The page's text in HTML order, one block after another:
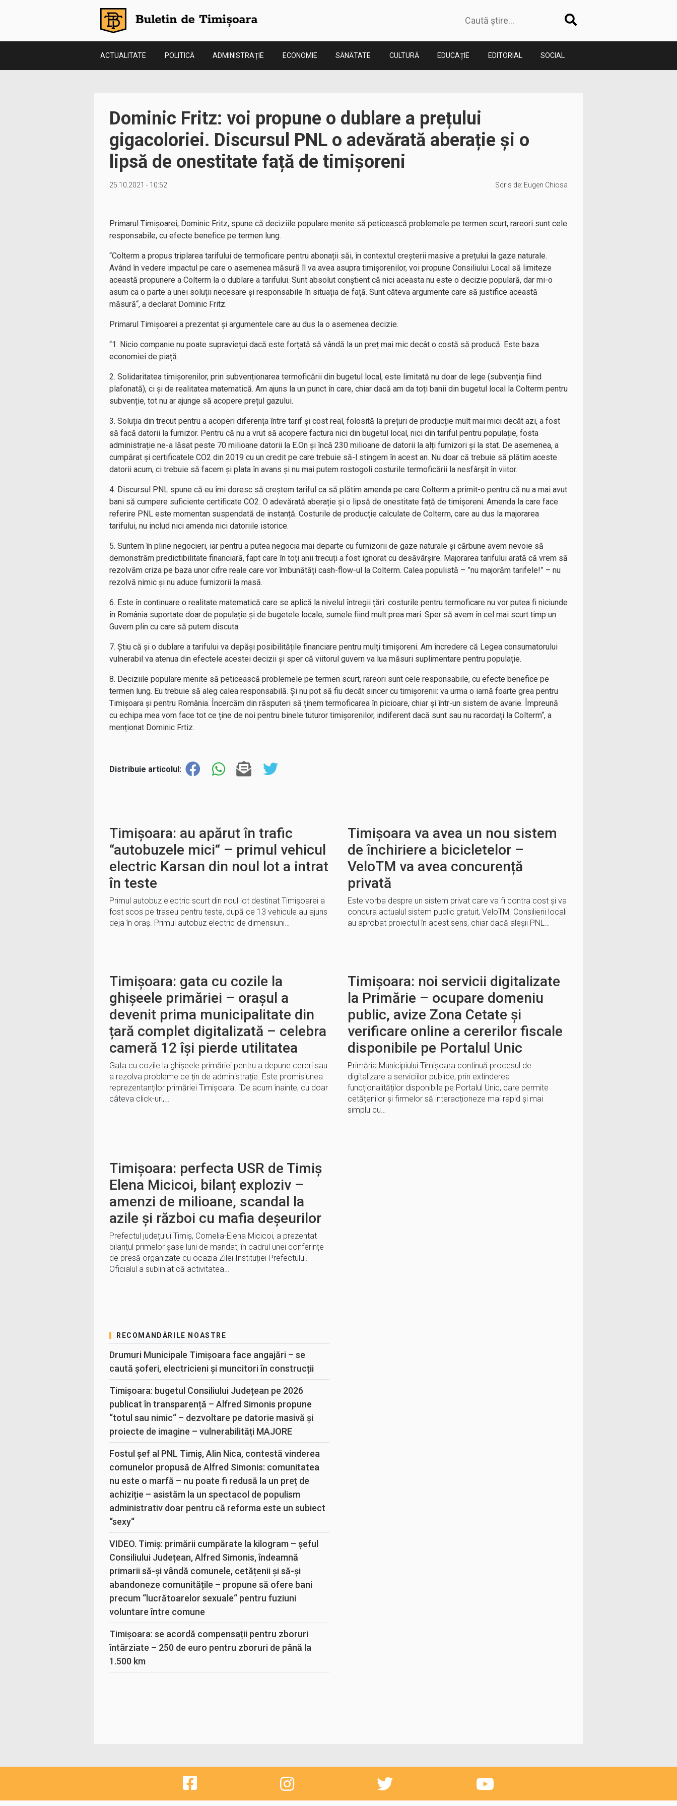
ACTUALITATE POLITICĂ ADMINISTRAȚIE ECONOMIE SĂNĂTATE CULTURĂ EDUCAȚIE EDITORIAL SOCIAL
Dominic Fritz: voi propune o dublare a prețului
gigacoloriei. Discursul PNL o adevărată aberație și o
lipsă de onestitate față de timișoreni
25.10.2021 - 10:52 Scris de: Eugen Chiosa
Primarul Timișoarei, Dominic Fritz, spune că deciziile populare menite să peticească problemele pe termen scurt, rareori sunt cele
responsabile, cu efecte benefice pe termen lung.
“Colterm a propus triplarea tarifului de termoficare pentru abonații săi, în contextul creșterii masive a prețului la gaze naturale.
Având în vedere impactul pe care o asemenea măsură îl va avea asupra timișorenilor, voi propune Consiliului Local să limiteze
această propunere a Colterm la o dublare a tarifului. Sunt absolut conștient că nici aceasta nu este o decizie populară, dar mi-o
asum ca o parte a unei soluții necesare și responsabile în situația de față. Sunt câteva argumente care să justifice această
măsură“, a declarat Dominic Fritz.
Primarul Timișoarei a prezentat și argumentele care au dus la o asemenea decizie.
“1. Nicio companie nu poate supraviețui dacă este forțată să vândă la un preț mai mic decât o costă să producă. Este baza
economiei de piață.
2. Solidaritatea timișorenilor, prin subvenționarea termoficării din bugetul local, este limitată nu doar de lege (subvenția fiind
plafonată), ci și de realitatea matematică. Am ajuns la un punct în care, chiar dacă am da toți banii din bugetul local la Colterm pentru
subvenție, tot nu ar ajunge să acopere prețul gazului.
3. Soluția din trecut pentru a acoperi diferența între tarif și cost real, folosită la prețuri de producție mult mai mici decât azi, a fost
să facă datorii la furnizor. Pentru că nu a vrut să acopere factura nici din bugetul local, nici din tariful pentru populație, fosta
administrație ne-a lăsat peste 70 milioane datorii la E.On și încă 230 milioane de datorii la alți furnizori și la stat. De asemenea, a
cumpărat și certificatele CO2 din 2019 cu un credit pe care trebuie să-l stingem în acest an. Nu doar că trebuie să plătim aceste
datorii acum, ci trebuie să facem și plata în avans și nu mai putem rostogoli costurile termoficării la nesfârșit în viitor.
4. Discursul PNL spune că eu îmi doresc să creștem tariful ca să plătim amenda pe care Colterm a primit-o pentru că nu a mai avut
bani să cumpere suficiente certificate CO2. O adevărată aberație și o lipsă de onestitate față de timișoreni. Amenda la care face
referire PNL este momentan suspendată de instanță. Costurile de producție calculate de Colterm, care au dus la majorarea
tarifului, nu includ nici amenda nici datoriile istorice.
5. Suntem în pline negocieri, iar pentru a putea negocia mai departe cu furnizorii de gaze naturale și cărbune avem nevoie să
demonstrăm predictibilitate financiară, fapt care în toți anii trecuți a fost ignorat cu desăvârșire. Majorarea tarifului arată că vrem să
rezolvăm criza pe baza unor cifre reale care vor îmbunătăți cash-flow-ul la Colterm. Calea populistă – ”nu majorăm tarifele!” – nu
rezolvă nimic și nu aduce furnizorii la masă.
6. Este în continuare o realitate matematică care se aplică la nivelul întregii țări: costurile pentru termoficare nu vor putea fi niciunde
în România suportate doar de populație și de bugetele locale, sumele fiind mult prea mari. Sper să avem în cel mai scurt timp un
Guvern plin cu care să putem discuta.
7. Știu că și o dublare a tarifului va depăși posibilitățile financiare pentru mulți timișoreni. Am încredere că Legea consumatorului
vulnerabil va atenua din efectele acestei decizii și sper că viitorul guvern va lua măsuri suplimentare pentru populație.
8. Deciziile populare menite să peticească problemele pe termen scurt, rareori sunt cele responsabile, cu efecte benefice pe
termen lung. Eu trebuie să aleg calea responsabilă. Și nu pot să fiu decât sincer cu timișorenii: va urma o iarnă foarte grea pentru
Timișoara și pentru România. Încercăm din răsputeri să ținem termoficarea în picioare, chiar și într-un sistem de avarie. Împreună
cu echipa mea vom face tot ce ține de noi pentru binele tuturor timișorenilor, indiferent dacă sunt sau nu racordați la Colterm“, a
menționat Dominic Frtiz.
Distribuie articolul:
Timișoara: au apărut în trafic
“autobuzele mici“ – primul vehicul
electric Karsan din noul lot a intrat
în teste
Primul autobuz electric scurt din noul lot destinat Timișoarei a
fost scos pe traseu pentru teste, după ce 13 vehicule au ajuns
deja în oraș. Primul autobuz electric de dimensiuni…
Timișoara va avea un nou sistem
de închiriere a bicicletelor –
VeloTM va avea concurență
privată
Este vorba despre un sistem privat care va fi contra cost și va
concura actualul sistem public gratuit, VeloTM. Consilierii locali
au aprobat proiectul în acest sens, chiar dacă aleșii PNL…
Timișoara: gata cu cozile la
ghișeele primăriei – orașul a
devenit prima municipalitate din
țară complet digitalizată – celebra
cameră 12 își pierde utilitatea
Gata cu cozile la ghișeele primăriei pentru a depune cereri sau
a rezolva probleme ce țin de administrație. Este promisiunea
reprezentanților primăriei Timișoara. “De acum înainte, cu doar
câteva click-uri,…
Timișoara: noi servicii digitalizate
la Primărie – ocupare domeniu
public, avize Zona Cetate și
verificare online a cererilor fiscale
disponibile pe Portalul Unic
Primăria Municipiului Timișoara continuă procesul de
digitalizare a serviciilor publice, prin extinderea
funcționalităților disponibile pe Portalul Unic, care permite
cetățenilor și firmelor să interacționeze mai rapid și mai
simplu cu…
Timișoara: perfecta USR de Timiș
Elena Micicoi, bilanț exploziv –
amenzi de milioane, scandal la
azile și război cu mafia deșeurilor
Prefectul județului Timiș, Cornelia-Elena Micicoi, a prezentat
bilanțul primelor șase luni de mandat, în cadrul unei conferințe
de presă organizate cu ocazia Zilei Instituției Prefectului.
Oficialul a subliniat că activitatea…
RECOMANDĂRILE NOASTRE
Drumuri Municipale Timișoara face angajări – se
caută șoferi, electricieni și muncitori în construcții
Timișoara: bugetul Consiliului Județean pe 2026
publicat în transparență – Alfred Simonis propune
“totul sau nimic“ – dezvoltare pe datorie masivă și
proiecte de imagine – vulnerabilități MAJORE
Fostul șef al PNL Timiș, Alin Nica, contestă vinderea
comunelor propusă de Alfred Simonis: comunitatea
nu este o marfă – nu poate fi redusă la un preț de
achiziție – asistăm la un spectacol de populism
administrativ doar pentru că reforma este un subiect
“sexy“
VIDEO. Timiș: primării cumpărate la kilogram – șeful
Consiliului Județean, Alfred Simonis, îndeamnă
primarii să-și vândă comunele, cetățenii și să-și
abandoneze comunitățile – propune să ofere bani
precum “lucrătoarelor sexuale“ pentru fuziuni
voluntare între comune
Timișoara: se acordă compensații pentru zboruri
întârziate – 250 de euro pentru zboruri de până la
1.500 km